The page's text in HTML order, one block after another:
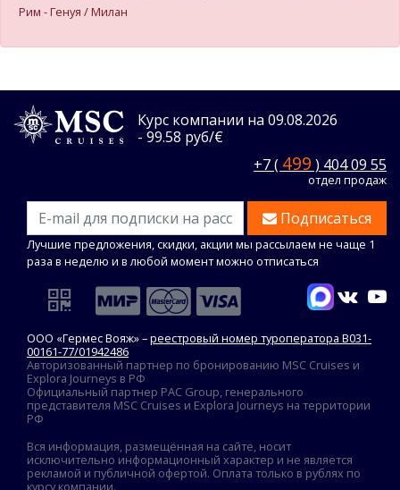
Рим - Генуя / Милан
Курс компании на 09.08.2026
- 99.58 руб/€
+7 ( 499 ) 404 09 55
отдел продаж
Подписаться
Лучшие предложения, скидки, акции мы рассылаем не чаще 1
раза в неделю и в любой момент можно отписаться
ООО «Гермес Вояж» –реестровый номер туроператора В031-
00161-77/01942486
Авторизованный партнер по бронированию MSC Cruises и
Explora Journeys в РФ
Официальный партнер PAC Group, генерального
представителя MSC Cruises и Explora Journeys на территории
РФ
Вся информация, размещённая на сайте, носит
исключительно информационный характер и не является
рекламой и публичной офертой. Оплата только в рублях по
курсу компании.